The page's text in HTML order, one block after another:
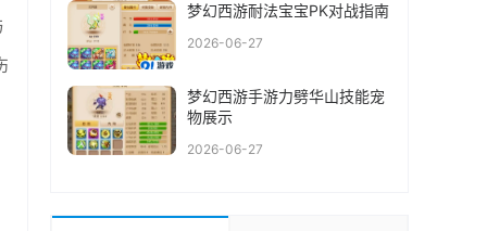
梦幻西游耐法宝宝PK对战指南
2026-06-27
梦幻西游手游力劈华山技能宠
物展示
2026-06-27